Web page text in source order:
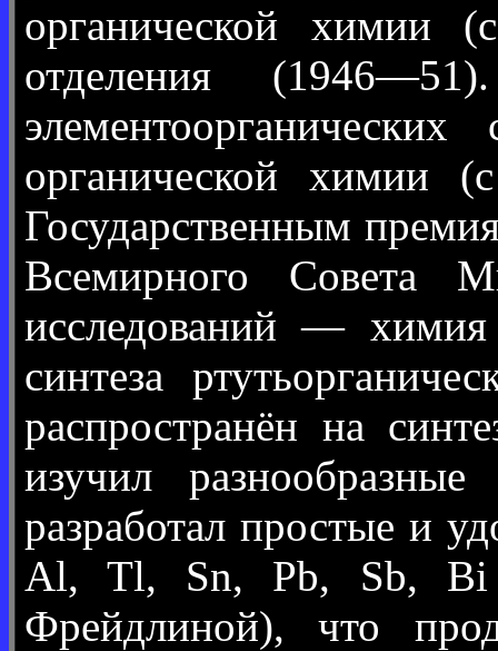
органической химии
отделения
органической химии
Государственным
Всемирного Совета
исследований — химия
синтеза
распространён на
изучил
разработал простые и
Al, Tl, Sn, Pb, Sb, Bi
Фрейдлиной), что